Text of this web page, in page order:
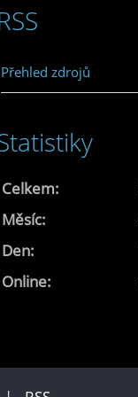
Přehled zdrojů
Online:
Celkem:
Měsíc:
Den: